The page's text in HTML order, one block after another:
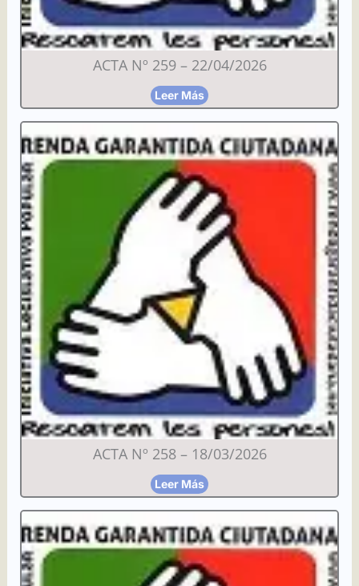
ACTA Nº 259 – 22/04/2026
Leer Más
ACTA Nº 258 – 18/03/2026
Leer Más